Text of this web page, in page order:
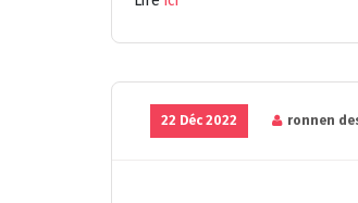
22 Déc 2022 ronnen